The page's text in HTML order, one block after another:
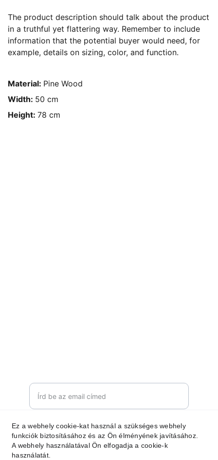
The product description should talk about the product
in a truthful yet flattering way. Remember to include
information that the potential buyer would need, for
example, details on sizing, color, and function.
Material: Pine Wood
Width: 50 cm
Height: 78 cm
Küldés
Ez a webhely cookie-kat használ a szükséges webhely
funkciók biztosításához és az Ön élményének javításához.
A webhely használatával Ön elfogadja a cookie-k
használatát.